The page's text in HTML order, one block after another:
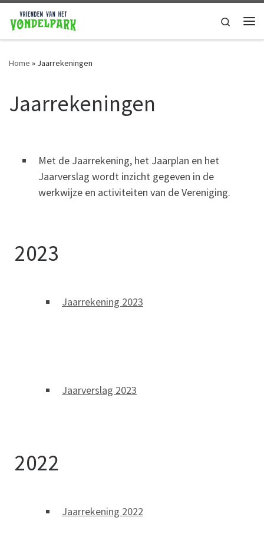
Ga naar de inhoud Search
Home » Jaarrekeningen
Jaarrekeningen
Met de Jaarrekening, het Jaarplan en het
Jaarverslag wordt inzicht gegeven in de
werkwijze en activiteiten van de Vereniging.
2023
Jaarrekening 2023
Jaarverslag 2023
2022
Jaarrekening 2022